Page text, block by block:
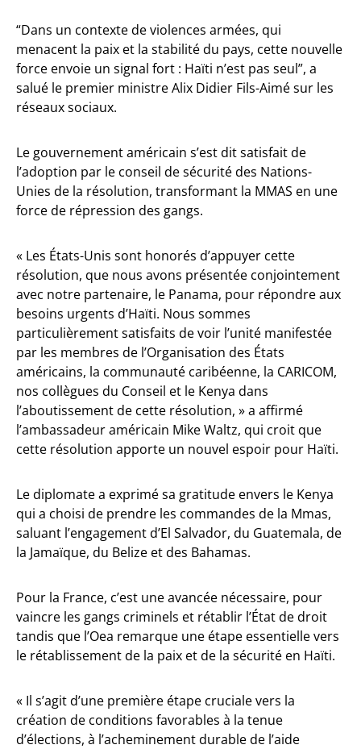
“Dans un contexte de violences armées, qui
menacent la paix et la stabilité du pays, cette nouvelle
force envoie un signal fort : Haïti n’est pas seul”, a
salué le premier ministre Alix Didier Fils-Aimé sur les
réseaux sociaux.
Le gouvernement américain s’est dit satisfait de
l’adoption par le conseil de sécurité des Nations-
Unies de la résolution, transformant la MMAS en une
force de répression des gangs.
« Les États-Unis sont honorés d’appuyer cette
résolution, que nous avons présentée conjointement
avec notre partenaire, le Panama, pour répondre aux
besoins urgents d’Haïti. Nous sommes
particulièrement satisfaits de voir l’unité manifestée
par les membres de l’Organisation des États
américains, la communauté caribéenne, la CARICOM,
nos collègues du Conseil et le Kenya dans
l’aboutissement de cette résolution, » a affirmé
l’ambassadeur américain Mike Waltz, qui croit que
cette résolution apporte un nouvel espoir pour Haïti.
Le diplomate a exprimé sa gratitude envers le Kenya
qui a choisi de prendre les commandes de la Mmas,
saluant l’engagement d’El Salvador, du Guatemala, de
la Jamaïque, du Belize et des Bahamas.
Pour la France, c’est une avancée nécessaire, pour
vaincre les gangs criminels et rétablir l’État de droit
tandis que l’Oea remarque une étape essentielle vers
le rétablissement de la paix et de la sécurité en Haïti.
« Il s’agit d’une première étape cruciale vers la
création de conditions favorables à la tenue
d’élections, à l’acheminement durable de l’aide